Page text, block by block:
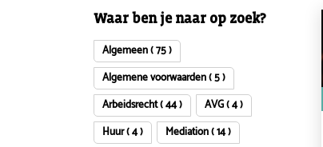
Waar ben je naar op zoek?
Algemeen ( 75 )
Algemene voorwaarden ( 5 )
Arbeidsrecht ( 44 )
AVG ( 4 )
Huur ( 4 )
Mediation ( 14 )